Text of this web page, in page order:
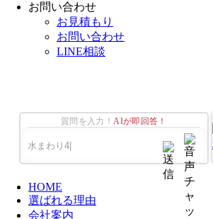
お問い合わせ
お見積もり
お問い合わせ
LINE相談
質問を入力！AIが即回答！
HOME
選ばれる理由
会社案内